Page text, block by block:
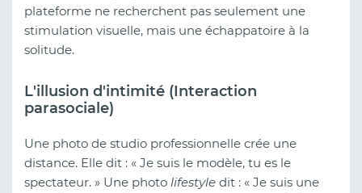
plateforme ne recherchent pas seulement une
stimulation visuelle, mais une échappatoire à la
solitude.
L'illusion d'intimité (Interaction
parasociale)
Une photo de studio professionnelle crée une
distance. Elle dit : « Je suis le modèle, tu es le
spectateur. » Une photo lifestyle dit : « Je suis une